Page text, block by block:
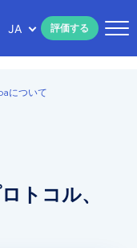
評価する
JA
について
トコル、